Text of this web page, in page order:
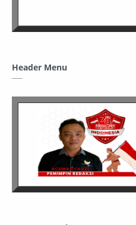
Header Menu